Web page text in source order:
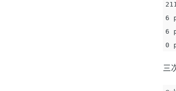
6
6
三